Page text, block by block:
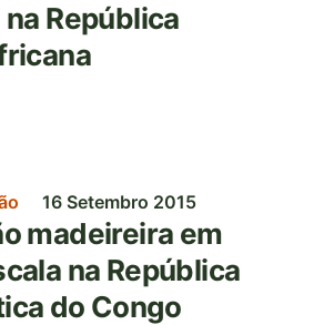
República
16 Setembro 2015
madeireira em
na República
do Congo